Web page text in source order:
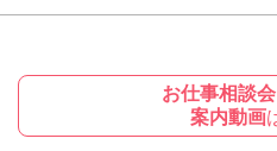
お仕事相談
案内動画